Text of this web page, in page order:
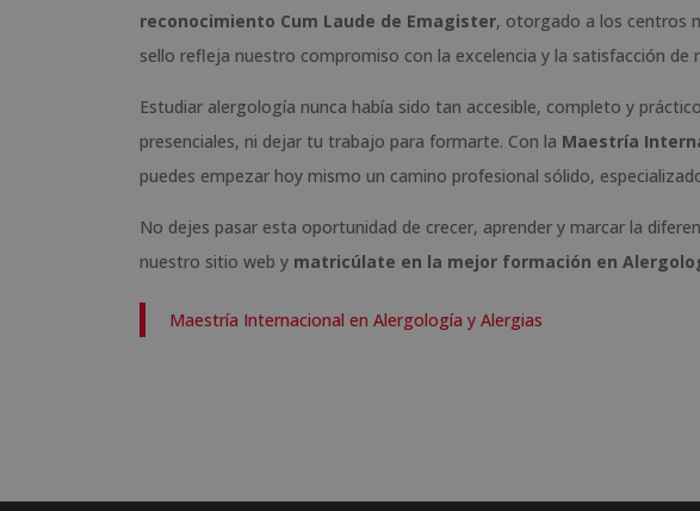
reconocimiento Cum Laude de Emagister, otorgado a los centros
sello refleja nuestro compromiso con la excelencia y la satisfacción de
Estudiar alergología nunca había sido tan accesible, completo y
presenciales, ni dejar tu trabajo para formarte. Con la Maestría
puedes empezar hoy mismo un camino profesional sólido,
No dejes pasar esta oportunidad de crecer, aprender y marcar la
nuestro sitio web y matricúlate en la mejor formación en
Maestría Internacional en Alergología y Alergias